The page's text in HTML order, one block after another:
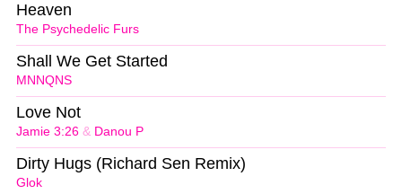
The Psychedelic Furs
Heaven
MNNQNS
Shall We Get Started
Jamie 3:26 & Danou P
Love Not
Glok
Dirty Hugs (Richard Sen Remix)